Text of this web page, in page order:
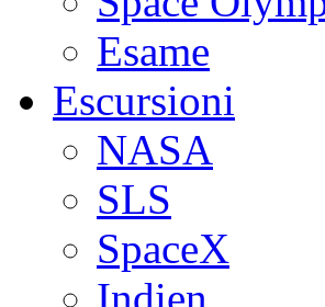
Esame
Escursioni
NASA
SLS
SpaceX